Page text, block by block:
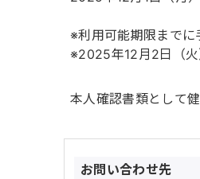
※利用可能期限までに
※2025年12月2日（火
本人確認書類として
お問い合わせ先